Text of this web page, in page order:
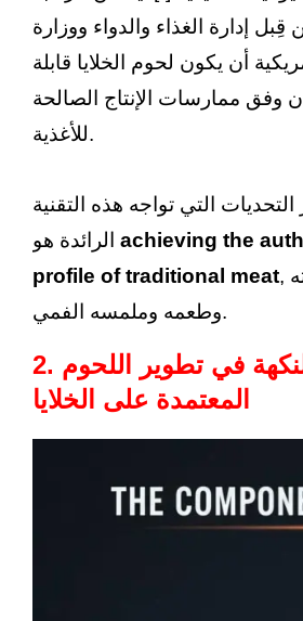
قِبل إدارة الغذاء والدواء ووزارة
أن يكون لحوم الخلايا قابلة
وفق ممارسات الإنتاج الصالحة
للأغذية.
التحديات التي تواجه هذه التقنية
achieving the
profile of traditional meat, بما في ذلك رائحته
وطعمه وملمسه الفمي.
2. لماذا تهم النكهة في تطوير اللحوم
المعتمدة على الخلايا